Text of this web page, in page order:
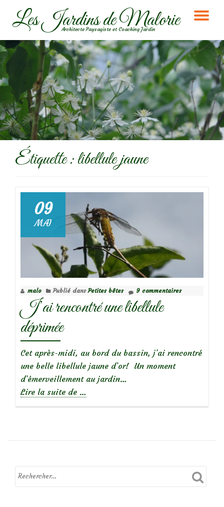
Aller
contenu
LA
Les Jardins de Malorie
Architecte Paysagiste et Coaching Jardin
Étiquette :libellule jaune
09
MAI
malo Publié dansPetites bêtes 9 commentaires
J’ai rencontré une libellule
déprimée
Cet après-midi, au bord du bassin, j’ai rencontré
une belle libellule jaune d’or! Un moment
d’émerveillement au jardin…
Lire la suite de
une
déprimée
…